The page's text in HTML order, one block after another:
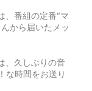
、番組の定番“マ
から届いたメッ
、久しぶりの音
な時間をお送り